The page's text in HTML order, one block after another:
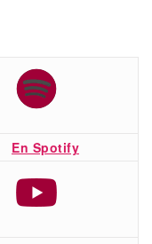
En Spotify